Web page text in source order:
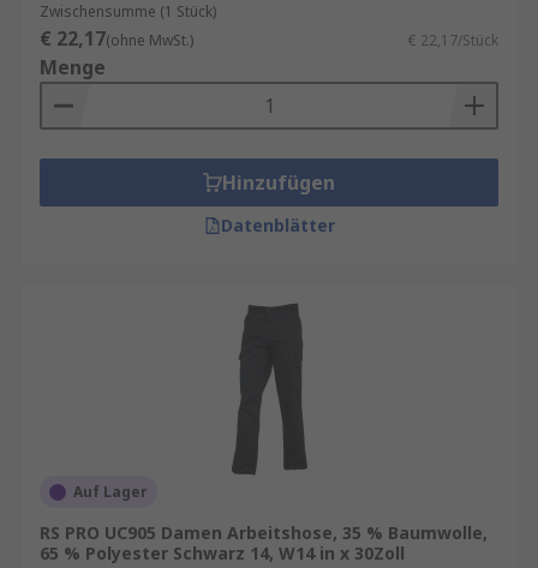
Arbeitshose ist ideal für den Einsatz im
Büro.
Warnschutzhosebei reflektierender
Kleidung wie Hi-Vis-Hosen, die eine reine
strenggenommen nicht um PSA. Sie
erleichtern das Erkennen von Personen in
risikoreichen Umgebungen wie Rollfeldern
Mehr zu Arbeitshosen lesen Sie in unserem
.
Zwischensumme (1 Stück)
€ 22,17(ohne MwSt.) € 22,17/Stück
Menge
Hinzufügen
Datenblätter
Auf Lager
RS PRO UC905 Damen Arbeitshose, 35 % Baumwolle,
65 % Polyester Schwarz 14, W14 in x 30Zoll